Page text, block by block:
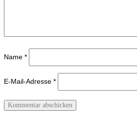
Name *
E-Mail-Adresse *